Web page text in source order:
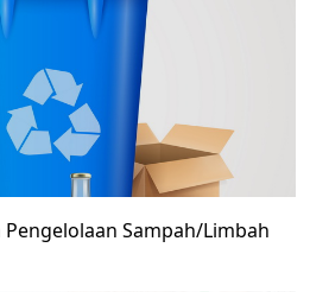
Sampah/Limbah